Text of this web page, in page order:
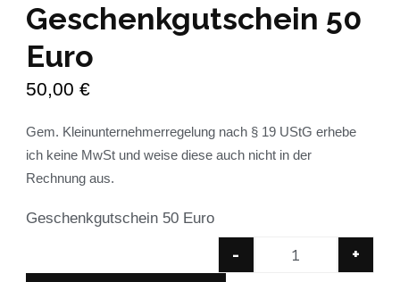
Geschenkgutschein 50
Euro
50,00 €
Gem. Kleinunternehmerregelung nach § 19 UStG erhebe
ich keine MwSt und weise diese auch nicht in der
Rechnung aus.
Geschenkgutschein 50 Euro
- +